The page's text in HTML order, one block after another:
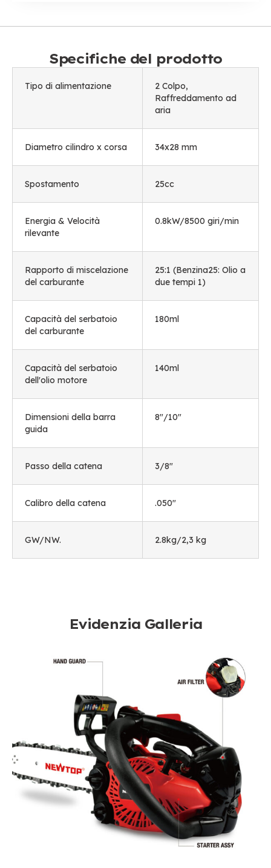
Specifiche del prodotto
Tipo di alimentazione
2 Colpo,
Raffreddamento ad
aria
Diametro cilindro x corsa 34x28 mm
Spostamento 25cc
Energia & Velocità
rilevante
0.8kW/8500 giri/min
Rapporto di miscelazione
del carburante
25:1 (Benzina25: Olio a
due tempi 1)
Capacità del serbatoio
del carburante
180ml
Capacità del serbatoio
dell'olio motore
140ml
Dimensioni della barra
guida
8"/10"
Passo della catena 3/8"
Calibro della catena .050"
GW/NW. 2.8kg/2,3 kg
Evidenzia Galleria